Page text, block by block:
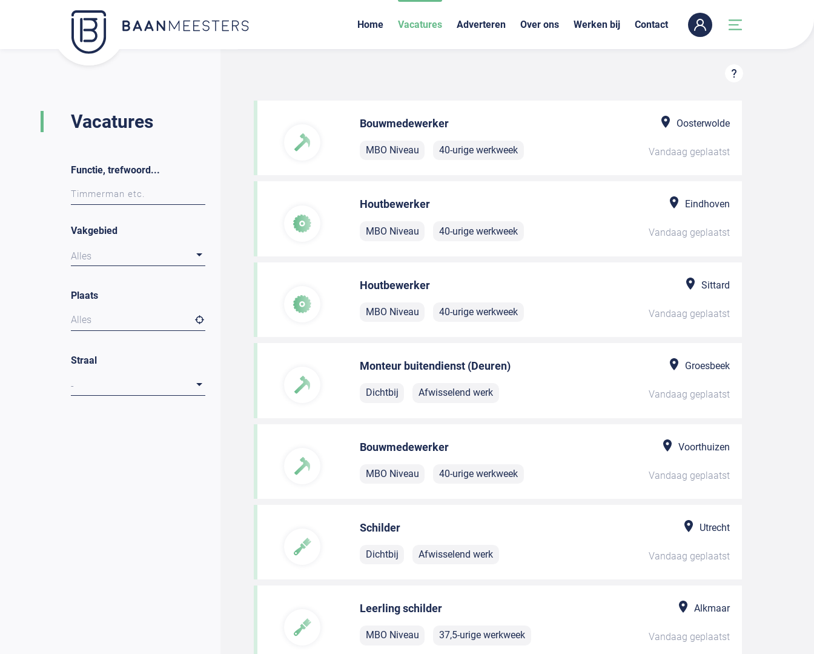
Home Vacatures Adverteren Over ons Werken bij Contact
Vacatures
Functie, trefwoord...
Vakgebied
Alles
Plaats
Alles
Straal
-
Bouwmedewerker Oosterwolde
MBO Niveau 40-urige werkweek Vandaag geplaatst
Houtbewerker Eindhoven
MBO Niveau 40-urige werkweek Vandaag geplaatst
Houtbewerker Sittard
MBO Niveau 40-urige werkweek Vandaag geplaatst
Monteur buitendienst (Deuren) Groesbeek
Dichtbij Afwisselend werk Vandaag geplaatst
Bouwmedewerker Voorthuizen
MBO Niveau 40-urige werkweek Vandaag geplaatst
Schilder Utrecht
Dichtbij Afwisselend werk Vandaag geplaatst
Leerling schilder Alkmaar
MBO Niveau 37,5-urige werkweek Vandaag geplaatst